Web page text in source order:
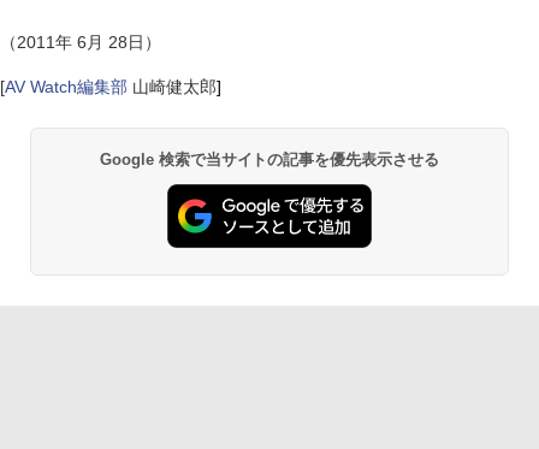
（2011年 6月 28日）
[AV Watch編集部 山崎健太郎]
Google 検索で当サイトの記事を優先表示させる